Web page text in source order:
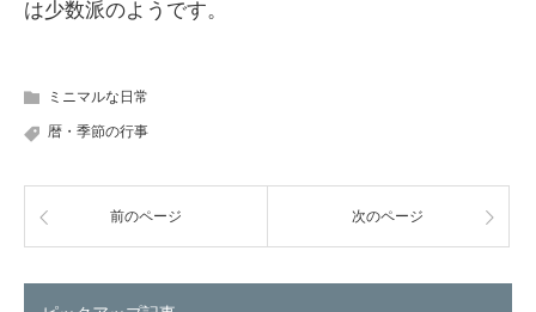
は少数派のようです。
ミニマルな日常
暦・季節の行事
前のページ 次のページ